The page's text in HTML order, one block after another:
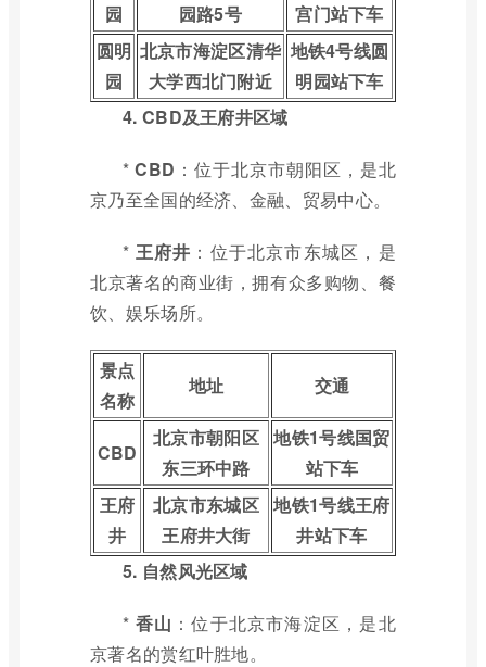
园
园路5号
宫门站下车
圆明
园
北京市海淀区清华
大学西北门附近
地铁4号线圆
明园站下车
4. CBD及王府井区域
*CBD ：位于北京市朝阳区，是北
京乃至全国的经济、金融、贸易中心。
* 王府井 ：位于北京市东城区，是
北京著名的商业街，拥有众多购物、餐
饮、娱乐场所。
景点
名称
地址 交通
CBD
北京市朝阳区
东三环中路
地铁1号线国贸
站下车
王府
井
北京市东城区
王府井大街
地铁1号线王府
井站下车
5. 自然风光区域
* 香山 ：位于北京市海淀区，是北
京著名的赏红叶胜地。